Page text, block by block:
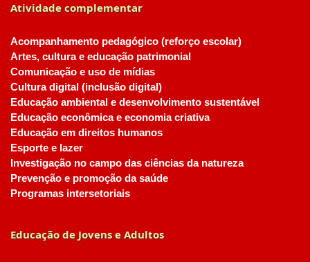
Atividade complementar
Acompanhamento pedagógico (reforço escolar)
Artes, cultura e educação patrimonial
Comunicação e uso de mídias
Cultura digital (inclusão digital)
Educação ambiental e desenvolvimento sustentável
Educação econômica e economia criativa
Educação em direitos humanos
Esporte e lazer
Investigação no campo das ciências da natureza
Prevenção e promoção da saúde
Programas intersetoriais
Educação de Jovens e Adultos